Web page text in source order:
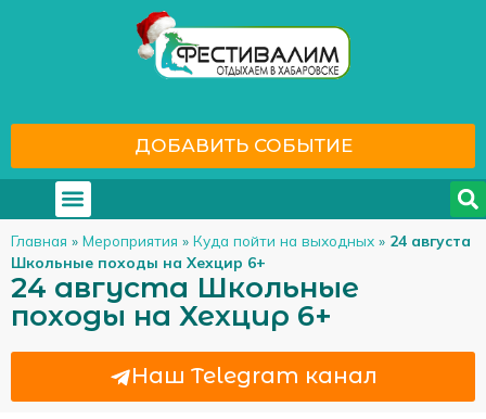
ДОБАВИТЬ СОБЫТИЕ
Главная » Мероприятия » Куда пойти на выходных » 24 августа
Школьные походы на Хехцир 6+
24 августа Школьные
походы на Хехцир 6+
Наш Telegram канал